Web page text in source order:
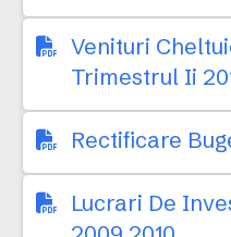
Venituri
Trimestrul Ii
Rectificare
Lucrari De